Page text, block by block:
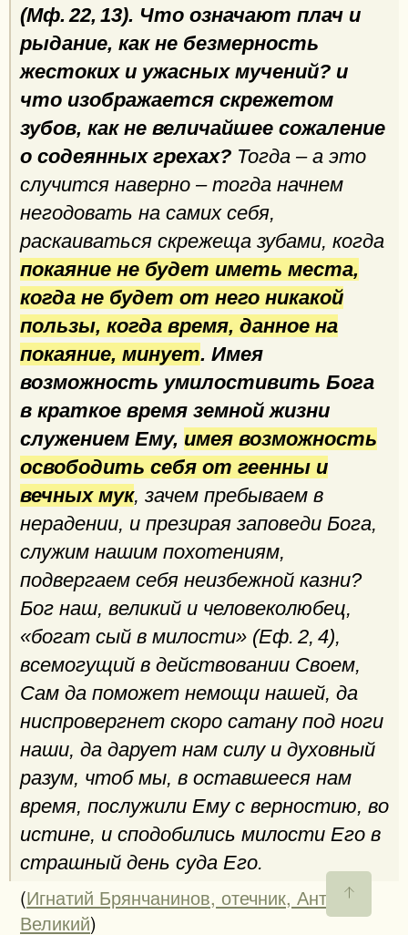
(Мф. 22, 13). Что означают плач и
рыдание, как не безмерность
жестоких и ужасных мучений? и
что изображается скрежетом
зубов, как не величайшее сожаление
о содеянных грехах? Тогда – а это
случится наверно – тогда начнем
негодовать на самих себя,
раскаиваться скрежеща зубами, когда
покаяние не будет иметь места,
когда не будет от него никакой
пользы, когда время, данное на
покаяние, минует. Имея
возможность умилостивить Бога
в краткое время земной жизни
служением Ему, имея возможность
освободить себя от геенны и
вечных мук, зачем пребываем в
нерадении, и презирая заповеди Бога,
служим нашим похотениям,
подвергаем себя неизбежной казни?
Бог наш, великий и человеколюбец,
«богат сый в милости» (Еф. 2, 4),
всемогущий в действовании Своем,
Сам да поможет немощи нашей, да
ниспровергнет скоро сатану под ноги
наши, да дарует нам силу и духовный
разум, чтоб мы, в оставшееся нам
время, послужили Ему с верностию, во
истине, и сподобились милости Его в
страшный день суда Его.
(Игнатий Брянчанинов, отечник, Антоний
Великий)